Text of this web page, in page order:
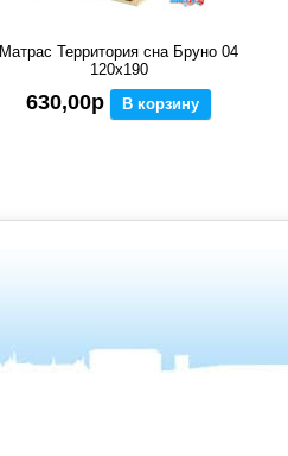
Матрас Территория сна Бруно 04
120x190
630,00р В корзину